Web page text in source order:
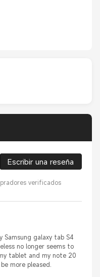
Escribir una reseña
verificados
galaxy tab S4
no longer seems to
tablet and my note 20
more pleased.